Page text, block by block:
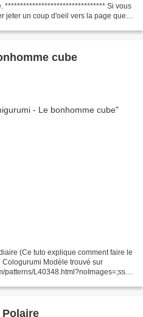
********************************* Si vous
jeter un coup d'oeil vers la page que
cube
(Ce tuto explique comment faire le
Modèle trouvé sur
patterns/L40348.html?noImages=;ss=